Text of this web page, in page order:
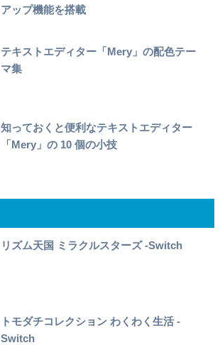
アップ機能を搭載
テキストエディター「Mery」の配色テー
マ集
知っておくと便利なテキストエディター
「Mery」の 10 個の小技
リズム天国 ミラクルスターズ -Switch
トモダチコレクション わくわく生活 -
Switch